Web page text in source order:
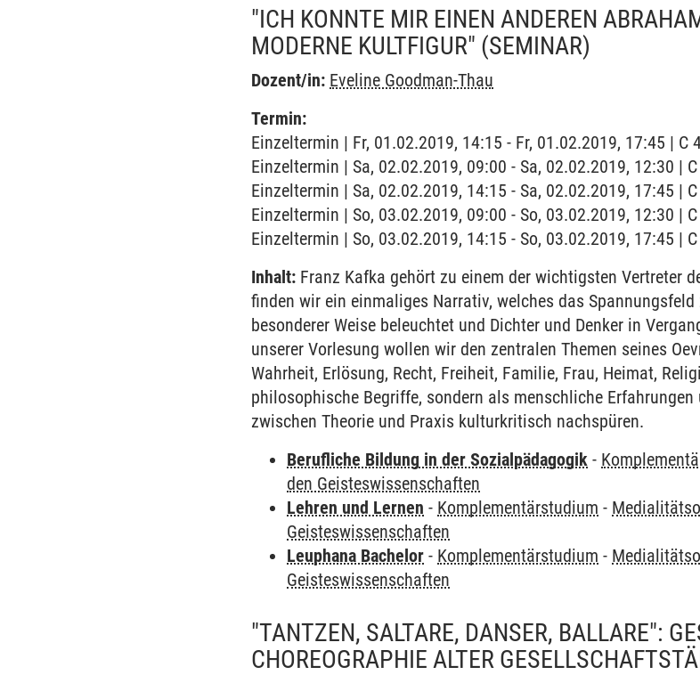
"ICH KONNTE MIR EINEN ANDEREN
MODERNE KULTFIGUR" (SEMINAR)
Dozent/in: Eveline Goodman-Thau
Termin:
Einzeltermin | Fr, 01.02.2019, 14:15 - Fr, 01.02.2019, 17:45 | C
Einzeltermin | Sa, 02.02.2019, 09:00 - Sa, 02.02.2019, 12:30 |
Einzeltermin | Sa, 02.02.2019, 14:15 - Sa, 02.02.2019, 17:45 |
Einzeltermin | So, 03.02.2019, 09:00 - So, 03.02.2019, 12:30 |
Einzeltermin | So, 03.02.2019, 14:15 - So, 03.02.2019, 17:45 |
Inhalt: Franz Kafka gehört zu einem der wichtigsten Vertreter
finden wir ein einmaliges Narrativ, welches das
besonderer Weise beleuchtet und Dichter und Denker in
unserer Vorlesung wollen wir den zentralen Themen seines
Wahrheit, Erlösung, Recht, Freiheit, Familie, Frau, Heimat,
philosophische Begriffe, sondern als menschliche
zwischen Theorie und Praxis kulturkritisch nachspüren.
Berufliche Bildung in der Sozialpädagogik -
den Geisteswissenschaften
Lehren und Lernen - Komplementärstudium -
Geisteswissenschaften
Leuphana Bachelor - Komplementärstudium -
Geisteswissenschaften
"TANTZEN, SALTARE, DANSER, BALLARE":
CHOREOGRAPHIE ALTER